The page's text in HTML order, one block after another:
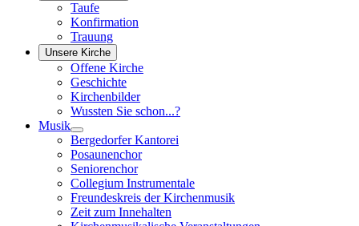
Taufe
Konfirmation
Trauung
Unsere Kirche
Offene Kirche
Geschichte
Kirchenbilder
Wussten Sie schon...?
Musik
Bergedorfer Kantorei
Posaunenchor
Seniorenchor
Collegium Instrumentale
Freundeskreis der Kirchenmusik
Zeit zum Innehalten